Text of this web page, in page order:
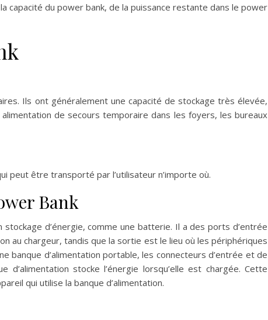
capacité du power bank, de la puissance restante dans le power
Ils ont généralement une capacité de stockage très élevée,
de secours temporaire dans les foyers, les bureaux
peut être transporté par l’utilisateur n’importe où.
Bank
d’énergie, comme une batterie. Il a des ports d’entrée
au chargeur, tandis que la sortie est le lieu où les périphériques
banque d’alimentation portable, les connecteurs d’entrée et de
d’alimentation stocke l’énergie lorsqu’elle est chargée. Cette
qui utilise la banque d’alimentation.